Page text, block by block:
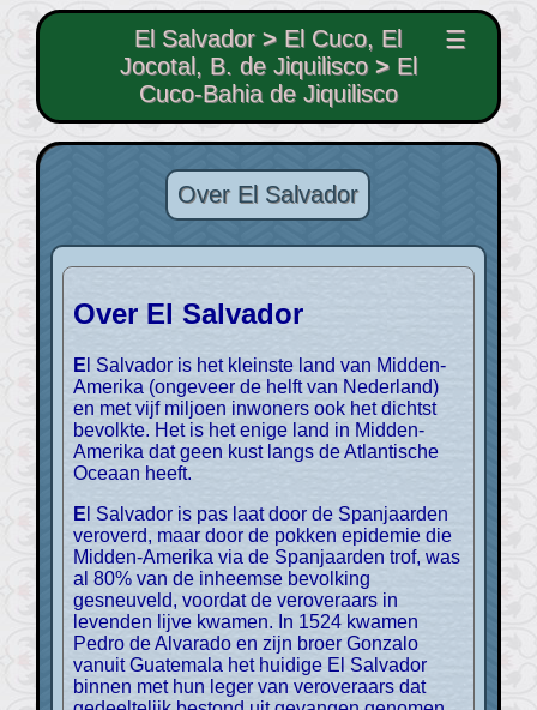
El Salvador> El Cuco, El
Jocotal, B. de Jiquilisco> El
Cuco-Bahia de Jiquilisco
☰
Over El Salvador
Over El Salvador
El Salvador is het kleinste land van Midden-
Amerika (ongeveer de helft van Nederland)
en met vijf miljoen inwoners ook het dichtst
bevolkte. Het is het enige land in Midden-
Amerika dat geen kust langs de Atlantische
Oceaan heeft.
El Salvador is pas laat door de Spanjaarden
veroverd, maar door de pokken epidemie die
Midden-Amerika via de Spanjaarden trof, was
al 80% van de inheemse bevolking
gesneuveld, voordat de veroveraars in
levenden lijve kwamen. In 1524 kwamen
Pedro de Alvarado en zijn broer Gonzalo
vanuit Guatemala het huidige El Salvador
binnen met hun leger van veroveraars dat